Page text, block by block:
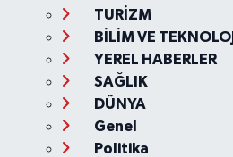
TURİZM
BİLİM VE TEKNOLOJİ
YEREL HABERLER
SAĞLIK
DÜNYA
Genel
Politika